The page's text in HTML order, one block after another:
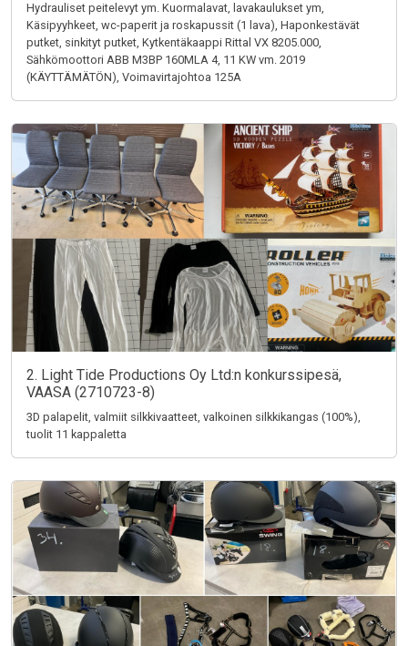
Hydrauliset peitelevyt ym. Kuormalavat, lavakaulukset ym,
Käsipyyhkeet, wc-paperit ja roskapussit (1 lava), Haponkestävät
putket, sinkityt putket, Kytkentäkaappi Rittal VX 8205.000,
Sähkömoottori ABB M3BP 160MLA 4, 11 KW vm. 2019
(KÄYTTÄMÄTÖN), Voimavirtajohtoa 125A
2. Light Tide Productions Oy Ltd:n konkurssipesä,
VAASA (2710723-8)
3D palapelit, valmiit silkkivaatteet, valkoinen silkkikangas (100%),
tuolit 11 kappaletta